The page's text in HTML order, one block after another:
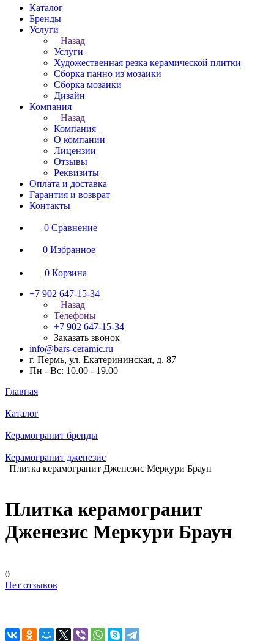
Каталог
Бренды
Услуги
Назад
Услуги
Художественная резка керамической плитки
Сборка панно из мозаики
Сборка мозаики
Дизайн
Компания
Назад
Компания
О компании
Лицензии
Отзывы
Реквизиты
Оплата и доставка
Гарантия и возврат
Контакты
0 Сравнение
0 Избранное
0 Корзина
+7 902 647-15-34
Назад
Телефоны
+7 902 647-15-34
Заказать звонок
info@bars-ceramic.ru
г. Пермь, ул. Екатерининская, д. 87
Пн - Вс: 10.00 - 19.00
Главная
Каталог
Керамогранит бренды
Керамогранит дженезис
Плитка керамогранит Дженезис Меркури Браун
Плитка керамогранит
Дженезис Меркури Браун
0
Нет отзывов